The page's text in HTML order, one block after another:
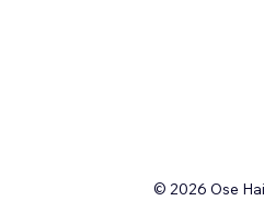
© 2026 Ose